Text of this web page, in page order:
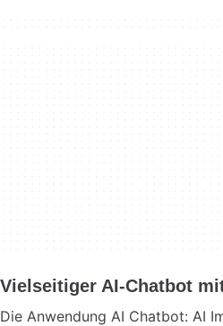
Vielseitiger AI-Chatbot
Die Anwendung AI Chatbot: AI